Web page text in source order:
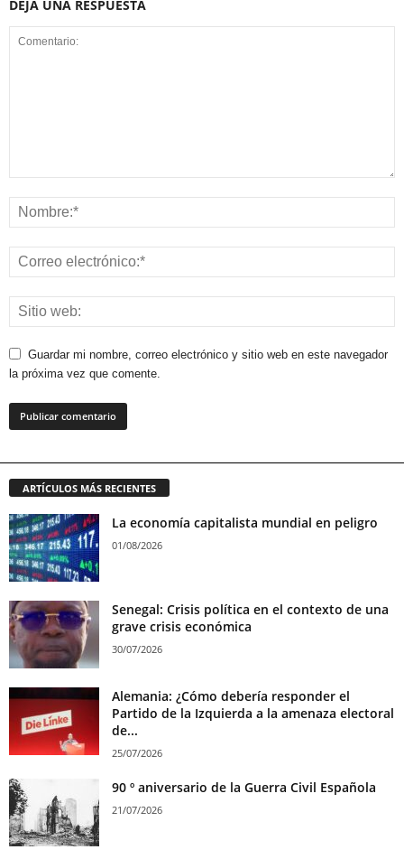
DEJA UNA RESPUESTA
Guardar mi nombre, correo electrónico y sitio web en este navegador
la próxima vez que comente.
ARTÍCULOS MÁS RECIENTES
La economía capitalista mundial en peligro
01/08/2026
Senegal: Crisis política en el contexto de una
grave crisis económica
30/07/2026
Alemania: ¿Cómo debería responder el
Partido de la Izquierda a la amenaza electoral
de...
25/07/2026
90 º aniversario de la Guerra Civil Española
21/07/2026